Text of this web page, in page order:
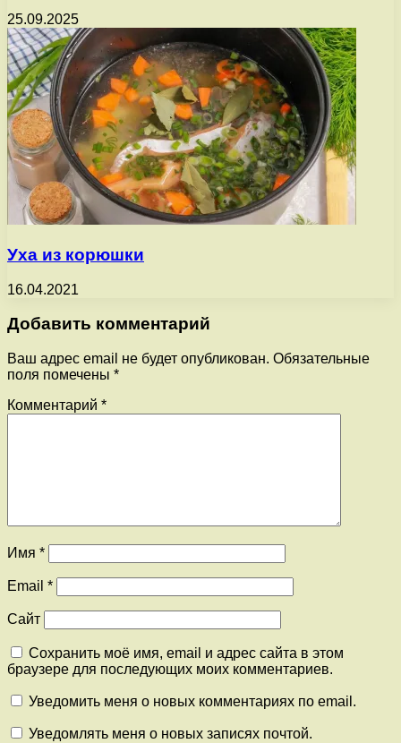
25.09.2025
Уха из корюшки
16.04.2021
Добавить комментарий
Ваш адрес email не будет опубликован. Обязательные
поля помечены *
Комментарий *
Имя *
Email *
Сайт
Сохранить моё имя, email и адрес сайта в этом
браузере для последующих моих комментариев.
Уведомить меня о новых комментариях по email.
Уведомлять меня о новых записях почтой.